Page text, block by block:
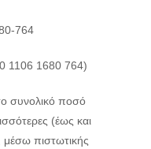
764
1106 1680 764)
συνολικό ποσό
(έως και
μέσω πιστωτικής